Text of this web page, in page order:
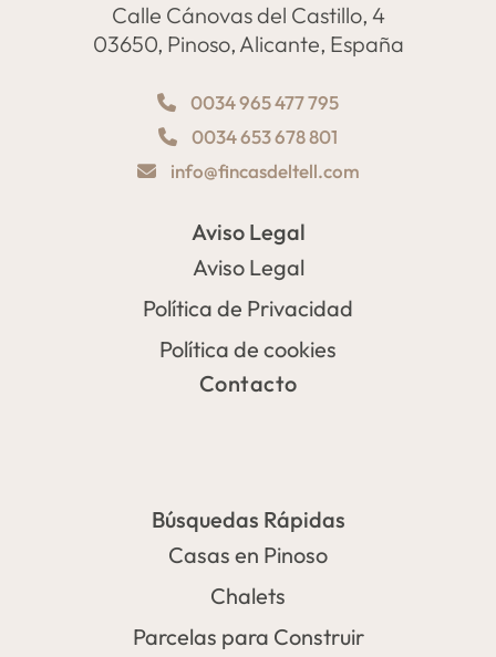
Calle Cánovas del Castillo, 4
03650, Pinoso, Alicante, España
0034 965 477 795
0034 653 678 801
info@fincasdeltell.com
Aviso Legal
Aviso Legal
Política de Privacidad
Política de cookies
Contacto
Búsquedas Rápidas
Casas en Pinoso
Chalets
Parcelas para Construir